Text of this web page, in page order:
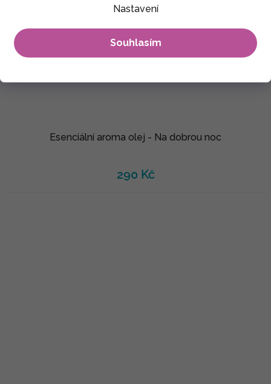
Nastavení
Souhlasím
Esenciální aroma olej - Na dobrou noc
290 Kč